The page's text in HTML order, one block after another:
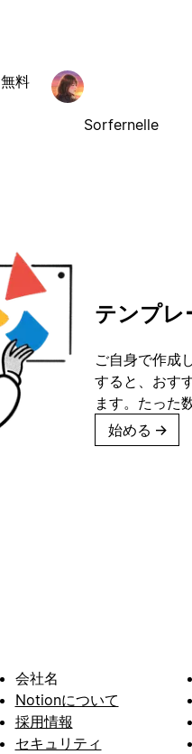
無料
Sorfernelle
テンプレ
ご自身で作成
すると、おす
ます。たった
始める →
会社名
Notionについて
採用情報
セキュリティ